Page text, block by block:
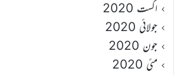
اگست 2020
جولائی 2020
جون 2020
مئی 2020